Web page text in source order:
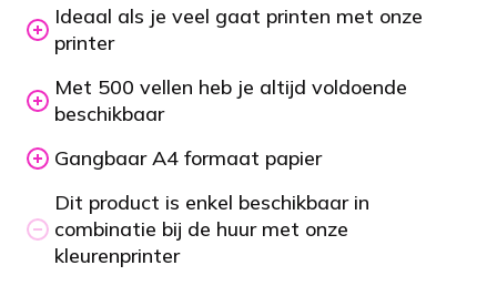
Ideaal als je veel gaat printen met onze
printer
Met 500 vellen heb je altijd voldoende
beschikbaar
Gangbaar A4 formaat papier
Dit product is enkel beschikbaar in
combinatie bij de huur met onze
kleurenprinter